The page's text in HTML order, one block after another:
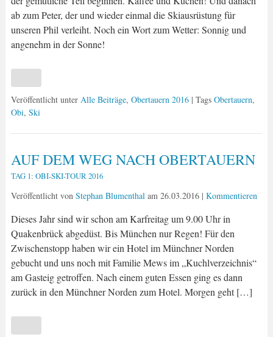
ab zum Peter, der und wieder einmal die Skiausrüstung für
unseren Phil verleiht. Noch ein Wort zum Wetter: Sonnig und
angenehm in der Sonne!
Veröffentlicht unter Alle Beiträge, Obertauern 2016 | Tags Obertauern,
Obi, Ski
AUF DEM WEG NACH OBERTAUERN
TAG 1: OBI-SKI-TOUR 2016
Veröffentlicht von Stephan Blumenthalam 26.03.2016| Kommentieren
Dieses Jahr sind wir schon am Karfreitag um 9.00 Uhr in
Quakenbrück abgedüst. Bis München nur Regen! Für den
Zwischenstopp haben wir ein Hotel im Münchner Norden
gebucht und uns noch mit Familie Mews im „Kuchlverzeichnis“
am Gasteig getroffen. Nach einem guten Essen ging es dann
zurück in den Münchner Norden zum Hotel. Morgen geht […]